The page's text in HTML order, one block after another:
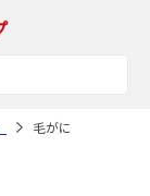
毛がに